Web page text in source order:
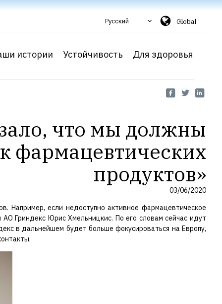
Русский Global
истории Устойчивость Для здоровья
что мы должны
фармацевтических
продуктов»
03/06/2020
Например, если недоступно активное фармацевтическое
Гриндекс Юрис Хмельницкис. По его словам сейчас идут
в дальнейшем будет больше фокусироваться на Европу,